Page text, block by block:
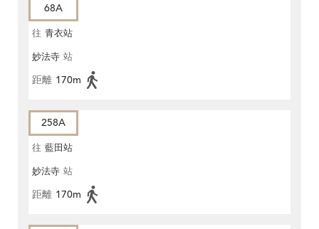
68A
往 青衣站
妙法寺 站
距離 170m
258A
往 藍田站
妙法寺 站
距離 170m